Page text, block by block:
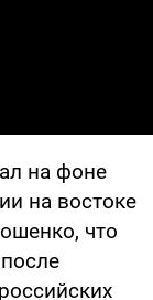
на фоне
на востоке
что